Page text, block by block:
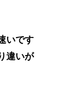
いです
違いが